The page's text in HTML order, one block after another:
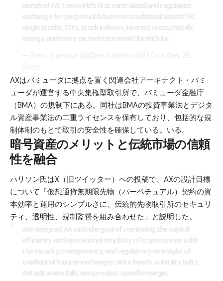
AXはバミューダに拠点を置く関連会社アーキテクト・バミ
ューダが運営する中央集権型取引所で、バミューダ金融庁
（BMA）の規制下にある。同社はBMAの投資事業法とデジタ
ル資産事業法の二重ライセンスを保有しており、包括的な規
制体制のもとで取引の安全性を確保している。いる。
暗号資産のメリットと伝統市場の信頼
性を融合
ハリソン氏はX（旧ツイッター）への投稿で、AXの設計目標
について「仮想通貨無期限先物（パーペチュアル）契約の資
本効率と運用のシンプルさに、伝統的先物取引所のセキュリ
ティ、透明性、規制監督を組み合わせた」と説明した。